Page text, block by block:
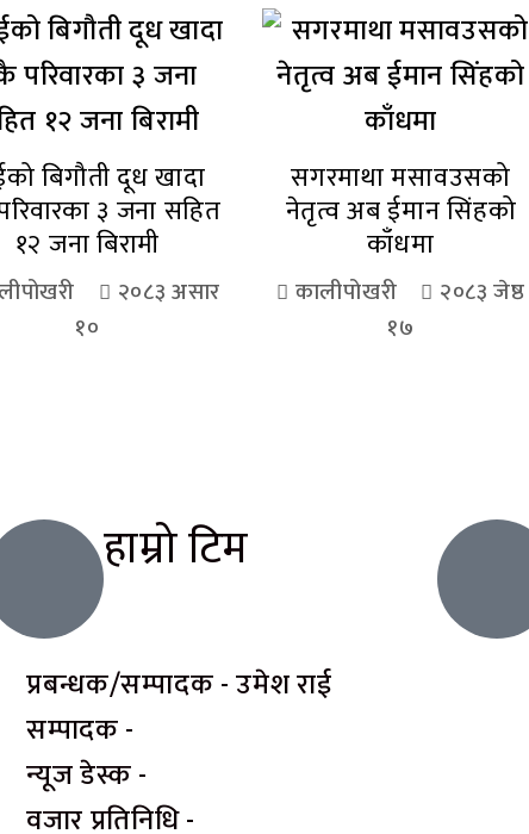
बिगौती दूध खादा
३ जना सहित
१२ जना बिरामी
२०८३ असार
१०
सगरमाथा मसावउसको
नेतृत्व अब ईमान सिंहको
काँधमा
कालीपोखरी
२०८३ जेष्ठ
१७
हाम्रो टिम
प्रबन्धक/सम्पादक - उमेश राई
सम्पादक -
न्यूज डेस्क -
वजार प्रतिनिधि -